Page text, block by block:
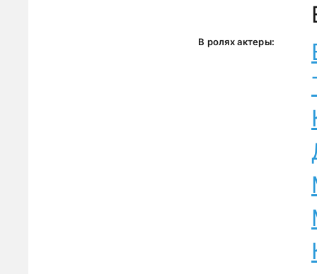
В ролях актеры: